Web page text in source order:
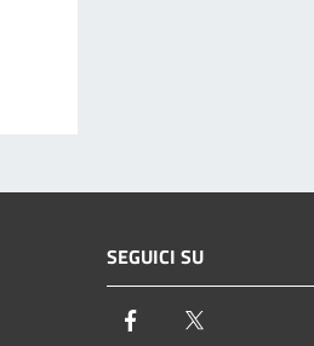
SEGUICI SU
Facebook